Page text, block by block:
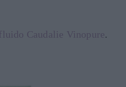
Caudalie Vinopure.